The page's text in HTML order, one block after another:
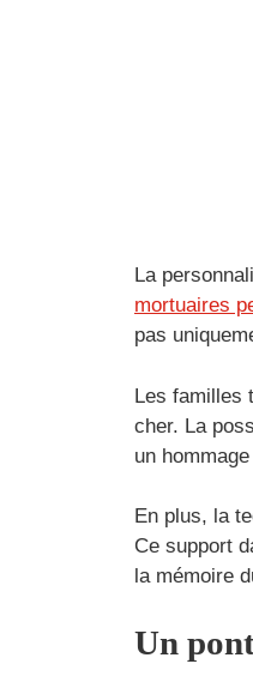
La
mortuaires
pas
Les familles
cher. La
un
En plus, la
Ce support
la mémoire
Un